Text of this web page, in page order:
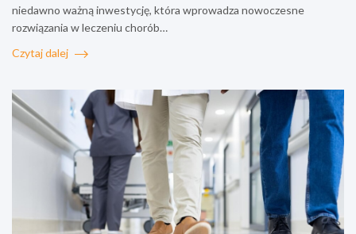
niedawno ważną inwestycję, która wprowadza nowoczesne
rozwiązania w leczeniu chorób…
Czytaj dalej